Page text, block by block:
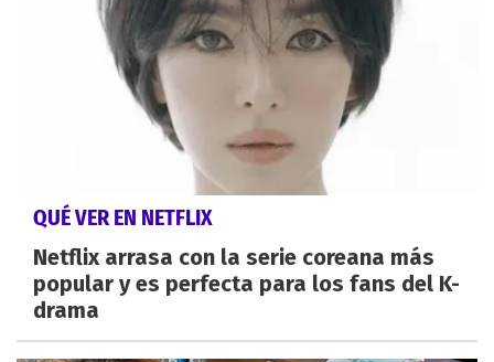
QUÉ VER EN NETFLIX
Netflix arrasa con la serie coreana más
popular y es perfecta para los fans del K-
drama